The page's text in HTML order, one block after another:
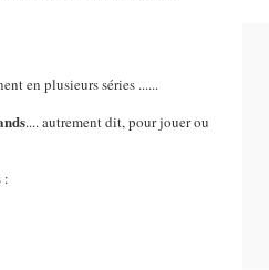
en plusieurs séries ......
.... autrement dit, pour jouer ou
: